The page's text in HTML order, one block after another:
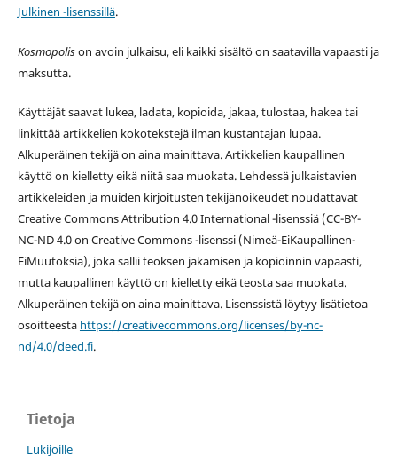
Julkinen -lisenssillä.
Kosmopolison avoin julkaisu, eli kaikki sisältö on saatavilla vapaasti ja
maksutta.
Käyttäjät saavat lukea, ladata, kopioida, jakaa, tulostaa, hakea tai
linkittää artikkelien kokotekstejä ilman kustantajan lupaa.
Alkuperäinen tekijä on aina mainittava. Artikkelien kaupallinen
käyttö on kielletty eikä niitä saa muokata. Lehdessä julkaistavien
artikkeleiden ja muiden kirjoitusten tekijänoikeudet noudattavat
Creative Commons Attribution 4.0 International -lisenssiä (CC-BY-
NC-ND 4.0 on Creative Commons -lisenssi(Nimeä-EiKaupallinen-
EiMuutoksia), joka sallii teoksen jakamisen ja kopioinnin vapaasti,
mutta kaupallinen käyttö on kielletty eikä teosta saa muokata.
Alkuperäinen tekijä on aina mainittava. Lisenssistä löytyy lisätietoa
osoitteesta https://creativecommons.org/licenses/by-nc-
nd/4.0/deed.fi.
Tietoja
Lukijoille